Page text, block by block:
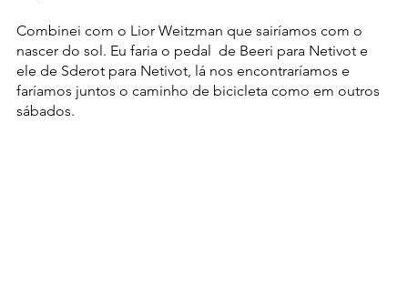
Combinei com o Lior Weitzman que sairíamos com o
nascer do sol. Eu faria o pedal  de Beeri para Netivot e
ele de Sderot para Netivot, lá nos encontraríamos e
faríamos juntos o caminho de bicicleta como em outros
sábados.